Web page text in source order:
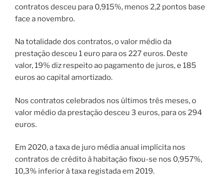
contratos desceu para 0,915%, menos 2,2 pontos base
face a novembro.
Na totalidade dos contratos, o valor médio da
prestação desceu 1 euro para os 227 euros. Deste
valor, 19% diz respeito ao pagamento de juros, e 185
euros ao capital amortizado.
Nos contratos celebrados nos últimos três meses, o
valor médio da prestação desceu 3 euros, para os 294
euros.
Em 2020, a taxa de juro média anual implícita nos
contratos de crédito à habitação fixou-se nos 0,957%,
10,3% inferior à taxa registada em 2019.